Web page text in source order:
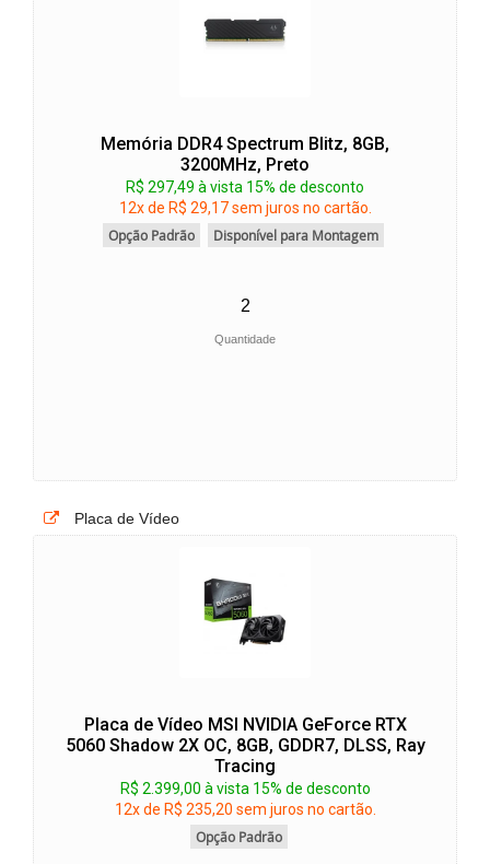
Memória DDR4 Spectrum Blitz, 8GB,
3200MHz, Preto
R$ 297,49 à vista 15% de desconto
12x de R$ 29,17 sem juros no cartão.
Opção Padrão
Disponível para Montagem
Quantidade
Placa de Vídeo
Placa de Vídeo MSI NVIDIA GeForce RTX
5060 Shadow 2X OC, 8GB, GDDR7, DLSS, Ray
Tracing
R$ 2.399,00 à vista 15% de desconto
12x de R$ 235,20 sem juros no cartão.
Opção Padrão